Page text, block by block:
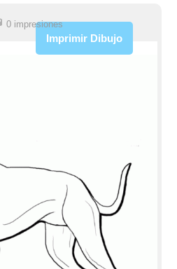
0 impresiones
Imprimir Dibujo